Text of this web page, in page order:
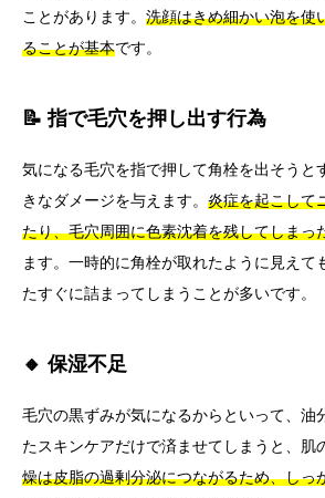
ことがあります。 洗顔はきめ細かい泡を使
ることが基本です。
📝 指で毛穴を押し出す行為
気になる毛穴を指で押して角栓を出そうと
きなダメージを与えます。 炎症を起こして
たり、毛穴周囲に色素沈着を残してしまっ
ます。一時的に角栓が取れたように見えて
たすぐに詰まってしまうことが多いです。
🔸 保湿不足
毛穴の黒ずみが気になるからといって、油
たスキンケアだけで済ませてしまうと、肌
燥は皮脂の過剰分泌につながるため、しっ